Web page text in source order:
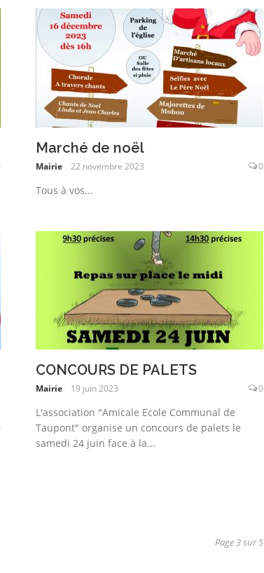
Marché de noël
Mairie 22 novembre 2023 0
Tous à vos...
CONCOURS DE PALETS
Mairie 19 juin 2023 0
L'association "Amicale Ecole Communal de
Taupont" organise un concours de palets le
samedi 24 juin face à la...
Page 3 sur 5